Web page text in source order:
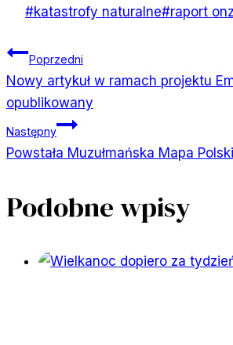
Tagi
#katastrofy naturalne#raport onz
Nawigacja
wpisu
Poprzedni
Nowy artykuł w ramach projektu
opublikowany
Następny
Powstała Muzułmańska Mapa
Podobne wpisy